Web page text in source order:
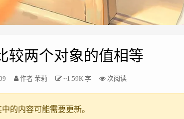
较两个对象的值相等
作者 茉莉 ~1.59K 字 次阅读
的内容可能需要更新。